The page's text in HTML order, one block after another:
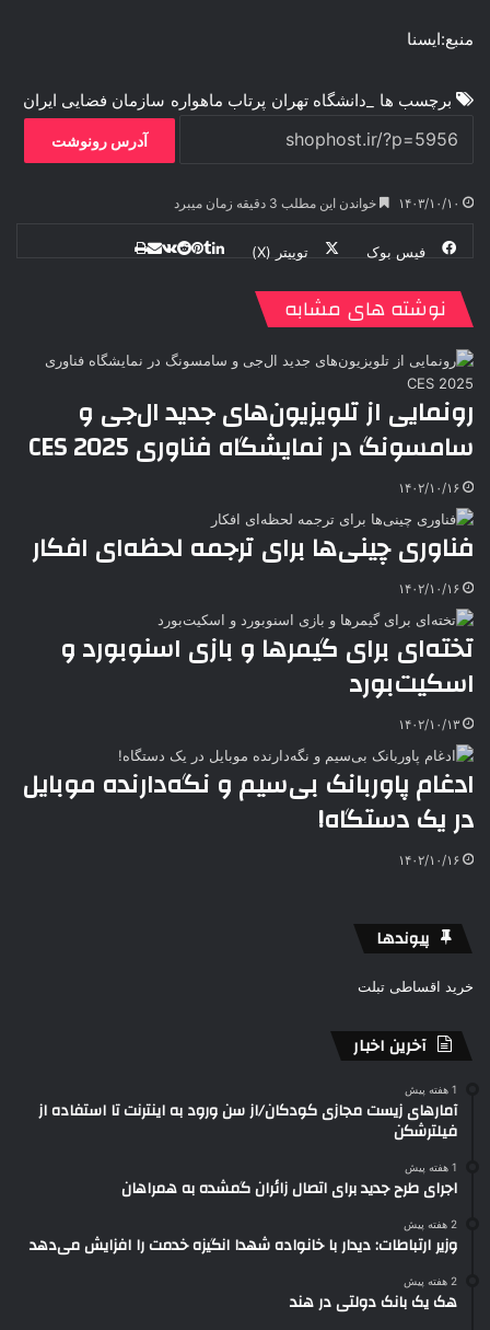
منبع:ایسنا
برچسب ها _دانشگاه تهران پرتاب ماهواره سازمان فضايی ايران
آدرس رونوشت
۱۴۰۳/۱۰/۱۰ خواندن این مطلب 3 دقیقه زمان میبرد
فیس بوک توییتر (X)
یلر
ت
ت
t
k
e
ا
ه
نوشته های مشابه
رونمایی از تلویزیون‌های جدید ال‌جی و
سامسونگ در نمایشگاه فناوری CES 2025
۱۴۰۲/۱۰/۱۶
فناوری چینی‌ها برای ترجمه لحظه‌ای افکار
۱۴۰۲/۱۰/۱۶
تخته‌ای برای گیمرها و بازی اسنوبورد و
اسکیت‌بورد
۱۴۰۲/۱۰/۱۳
ادغام پاوربانک بی‌سیم و نگه‌دارنده موبایل
در یک دستگاه!
۱۴۰۲/۱۰/۱۶
پیوندها
خرید اقساطی تبلت
آخرین اخبار
1 هفته پیش
آمارهای زیست مجازی کودکان/از سن ورود به اینترنت تا استفاده از
فیلترشکن
1 هفته پیش
اجرای طرح جدید برای اتصال زائران گمشده به همراهان
2 هفته پیش
وزیر ارتباطات: دیدار با خانواده شهدا انگیزه خدمت را افزایش می‌دهد
2 هفته پیش
هک یک بانک دولتی در هند